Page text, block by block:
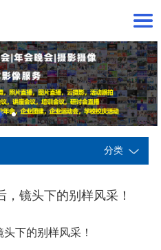
分类
镜头下的别样风采！
下的别样风采！